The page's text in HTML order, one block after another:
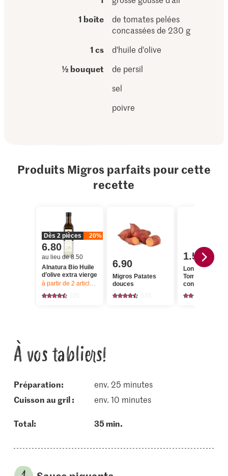
1 boîte
de tomates pelées
concassées de 230 g
1 cs
d'huile d'olive
½ bouquet
de persil
sel
poivre
Produits Migros parfaits pour cette
recette
Dès 2 pièces 20%
6.80
au lieu de 8.50
Alnatura Bio Huile
d’olive extra vierge
à partir de 2 articles, Offre valable du 6.8 au 12.8.2026, jusqu’à
6.90
Migros Patates
douces
1.50
Longobardi
Tomates
concassées
À vos tabliers!
Préparation:
env. 25 minutes
cuisson au gril :
env. 10 minutes
Total: 35 min.